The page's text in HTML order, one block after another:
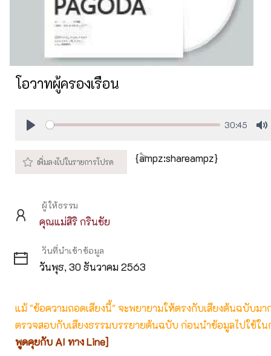
โอวาทผู้ครองเรือน
30:45
{ampz:shareampz}
ผู้ให้ธรรม
คุณแม่สิริ กรินชัย
วันที่นำเข้าข้อมูล
วันพุธ, 30 ธันวาคม 2563
แม้ "ข้อความถอดเสียงนี้" จะพยายามให้ตรงกับเสียงต้นฉบับม
ตรวจสอบกับเสียงธรรมบรรยายต้นฉบับ ก่อนนำข้อมูลไปใช้ใน
พูดคุยกับ AI ทาง Line]